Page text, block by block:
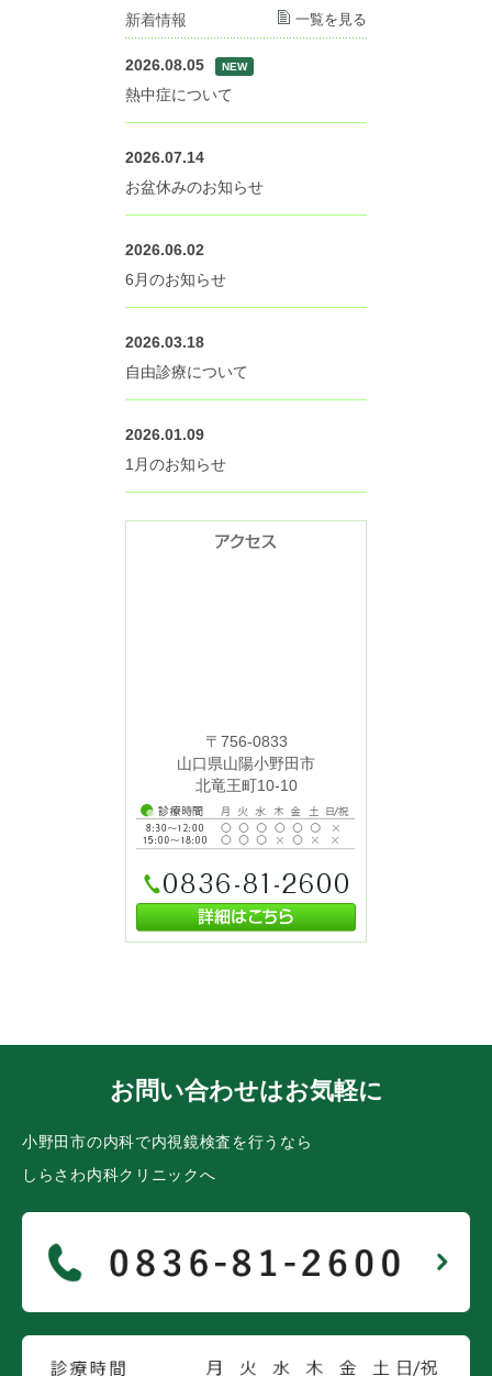
新着情報 一覧を見る
2026.08.05 NEW
熱中症について
2026.07.14
お盆休みのお知らせ
2026.06.02
6月のお知らせ
2026.03.18
自由診療について
2026.01.09
1月のお知らせ
〒756-0833
山口県山陽小野田市
北竜王町10-10
お問い合わせはお気軽に
小野田市の内科で内視鏡検査を行うなら
しらさわ内科クリニックへ